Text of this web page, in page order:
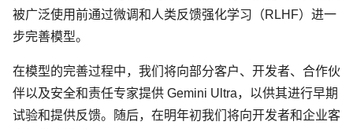
被广泛使用前通过微调和人类反馈强化学习（RLHF）进一
步完善模型。
在模型的完善过程中，我们将向部分客户、开发者、合作伙
伴以及安全和责任专家提供 Gemini Ultra，以供其进行早期
试验和提供反馈。随后，在明年初我们将向开发者和企业客